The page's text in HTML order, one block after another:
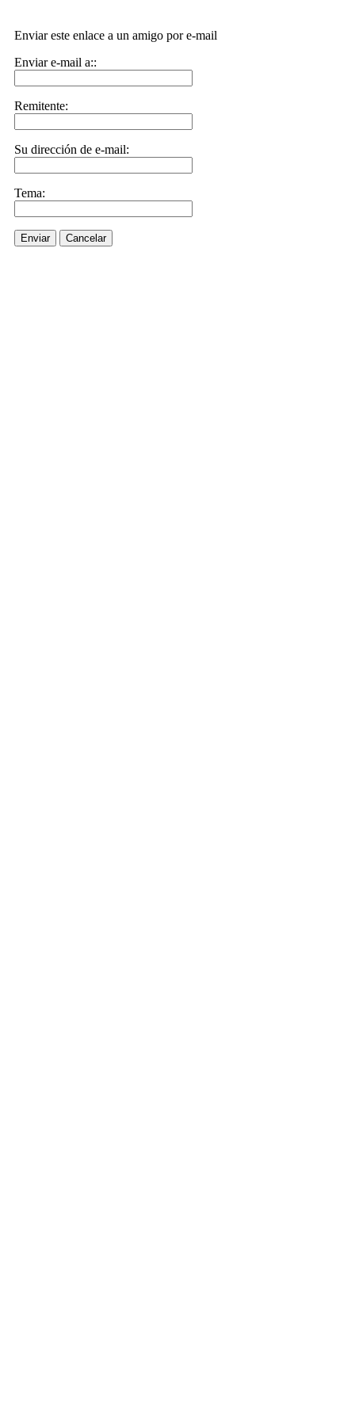
Enviar este enlace a un amigo por e-mail
Enviar e-mail a::
Remitente:
Su dirección de e-mail:
Tema:
Enviar Cancelar